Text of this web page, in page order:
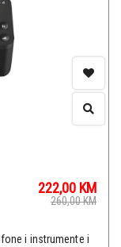
222,00 KM
260,00KM
i instrumente i